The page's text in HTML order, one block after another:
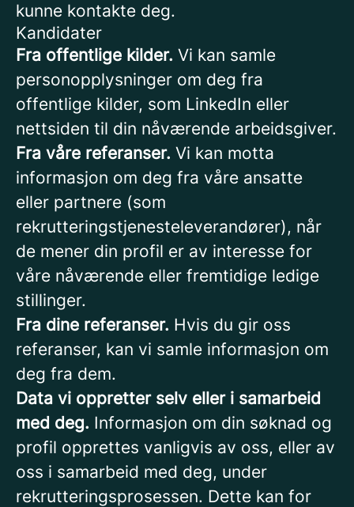
kunne kontakte deg.
Kandidater
Fra offentlige kilder. Vi kan samle
personopplysninger om deg fra
offentlige kilder, som LinkedIn eller
nettsiden til din nåværende arbeidsgiver.
Fra våre referanser. Vi kan motta
informasjon om deg fra våre ansatte
eller partnere (som
rekrutteringstjenesteleverandører), når
de mener din profil er av interesse for
våre nåværende eller fremtidige ledige
stillinger.
Fra dine referanser. Hvis du gir oss
referanser, kan vi samle informasjon om
deg fra dem.
Data vi oppretter selv eller i samarbeid
med deg. Informasjon om din søknad og
profil opprettes vanligvis av oss, eller av
oss i samarbeid med deg, under
rekrutteringsprosessen. Dette kan for